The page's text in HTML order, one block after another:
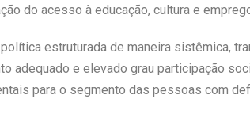
do acesso à educação, cultura e
estruturada de maneira sistêmica,
adequado e elevado grau participação
para o segmento das pessoas com